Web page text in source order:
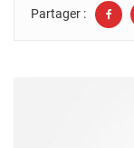
Partager :